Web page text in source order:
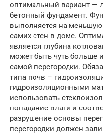
оптимальный вариант —
бетонный фундамент.
выполняется на
самих стен в доме.
является глубина
может быть чуть больше
самой перегородки.
типа почв –
гидроизоляционными
использовать
попадание влаги и
разрушение основы
перегородки должен